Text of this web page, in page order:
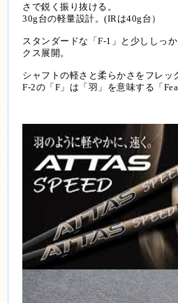
さで鋭く振り抜ける。
30g台の軽量設計。(IRは40g台）
スタンダードな「F-1」と少ししっ
クス展開。
シャフトの軽さと柔らかさをフレッ
F-2の「F」は「羽」を意味する「